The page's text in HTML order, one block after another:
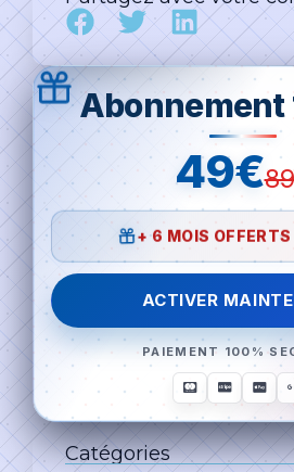
Abonnement
49€
+ 6 MOIS
ACTIVER
PAIEMENT 100%
Catégories